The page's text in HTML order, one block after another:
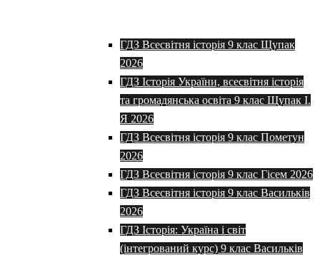
ГДЗ Всесвітня історія 9 клас Щупак
2026
ГДЗ Історія України, всесвітня історія
та громадянська освіта 9 клас Щупак І.
Я 2026
ГДЗ Всесвітня історія 9 клас Пометун
2026
ГДЗ Всесвітня історія 9 клас Гісем 2026
ГДЗ Всесвітня історія 9 клас Васильків
2026
ГДЗ Історія: Україна і світ
(інтегрований курс) 9 клас Васильків